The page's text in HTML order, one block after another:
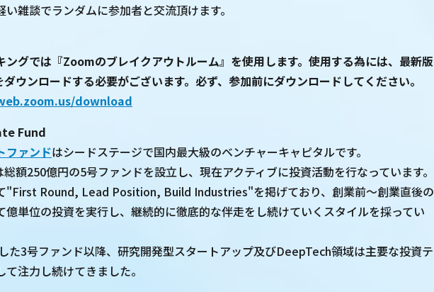
雑談でランダムに参加者と交流頂けます。
グでは『Zoomのブレイクアウトルーム』を使用します。使用する為には、最新版
ウンロードする必要がございます。必ず、参加前にダウンロードしてください。
download
Fund
ファンドはシードステージで国内最大級のベンチャーキャピタルです。
額250億円の5号ファンドを設立し、現在アクティブに投資活動を行なっています。
"First Round, Lead Position, Build Industries"を掲げており、創業前〜創業直後の
億単位の投資を実行し、継続的に徹底的な伴走をし続けていくスタイルを採ってい
た3号ファンド以降、研究開発型スタートアップ及びDeepTech領域は主要な投資テ
注力し続けてきました。